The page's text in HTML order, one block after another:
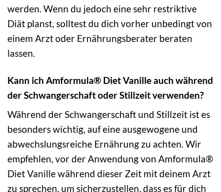
werden. Wenn du jedoch eine sehr restriktive
Diät planst, solltest du dich vorher unbedingt von
einem Arzt oder Ernährungsberater beraten
lassen.
Kann ich Amformula® Diet Vanille auch während
der Schwangerschaft oder Stillzeit verwenden?
Während der Schwangerschaft und Stillzeit ist es
besonders wichtig, auf eine ausgewogene und
abwechslungsreiche Ernährung zu achten. Wir
empfehlen, vor der Anwendung von Amformula®
Diet Vanille während dieser Zeit mit deinem Arzt
zu sprechen, um sicherzustellen, dass es für dich